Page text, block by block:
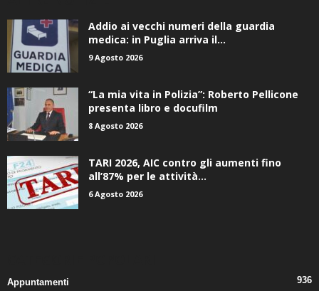
Addio ai vecchi numeri della guardia
medica: in Puglia arriva il...
9 Agosto 2026
“La mia vita in Polizia”: Roberto Pellicone
presenta libro e docufilm
8 Agosto 2026
TARI 2026, AIC contro gli aumenti fino
all’87% per le attività...
6 Agosto 2026
Appuntamenti 936